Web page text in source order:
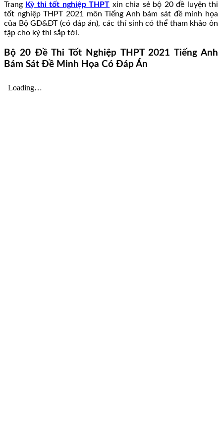
Trang Kỳ thi tốt nghiệp THPT xin chia sẻ bộ 20 đề luyện thi
tốt nghiệp THPT 2021 môn Tiếng Anh bám sát đề minh họa
của Bộ GD&ĐT (có đáp án), các thí sinh có thể tham khảo ôn
tập cho kỳ thi sắp tới.
Bộ 20 Đề Thi Tốt Nghiệp THPT 2021 Tiếng Anh
Bám Sát Đề Minh Họa Có Đáp Án